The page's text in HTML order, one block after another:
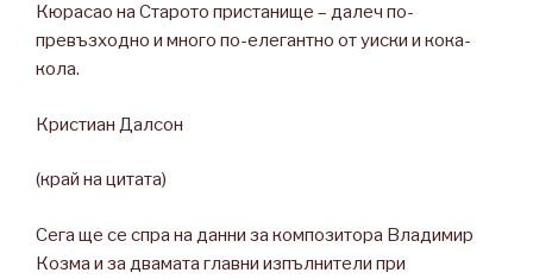
Кюрасао на Старото пристанище – далеч по-
превъзходно и много по-елегантно от уиски и кока-
кола.
Кристиан Далсон
(край на цитата)
Сега ще се спра на данни за композитора Владимир
Козма и за двамата главни изпълнители при